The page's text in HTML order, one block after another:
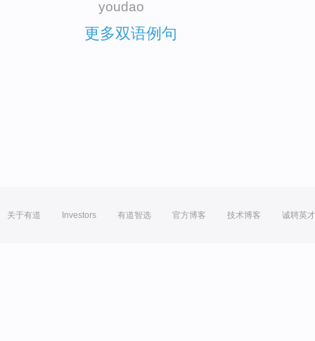
youdao
更多双语例句
关于有道 Investors 有道智选 官方博客 技术博客 诚聘英才